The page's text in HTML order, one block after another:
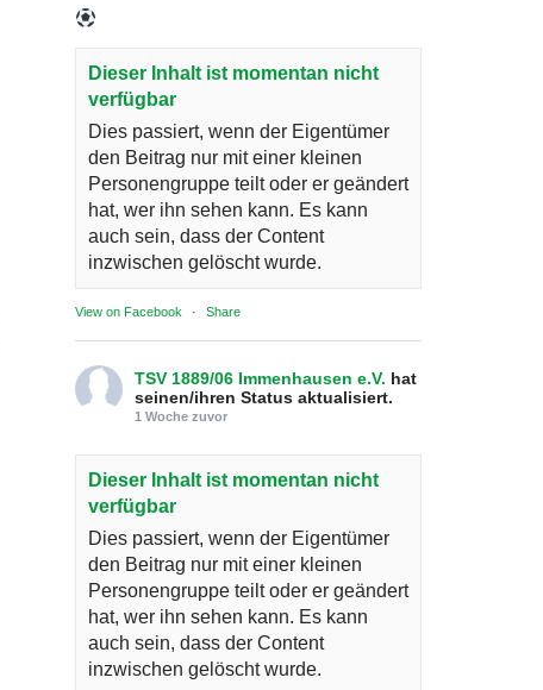
Dieser Inhalt ist momentan nicht
verfügbar
Dies passiert, wenn der Eigentümer
den Beitrag nur mit einer kleinen
Personengruppe teilt oder er geändert
hat, wer ihn sehen kann. Es kann
auch sein, dass der Content
inzwischen gelöscht wurde.
View on Facebook · Share
TSV 1889/06 Immenhausen e.V. hat
seinen/ihren Status aktualisiert.
1 Woche zuvor
Dieser Inhalt ist momentan nicht
verfügbar
Dies passiert, wenn der Eigentümer
den Beitrag nur mit einer kleinen
Personengruppe teilt oder er geändert
hat, wer ihn sehen kann. Es kann
auch sein, dass der Content
inzwischen gelöscht wurde.